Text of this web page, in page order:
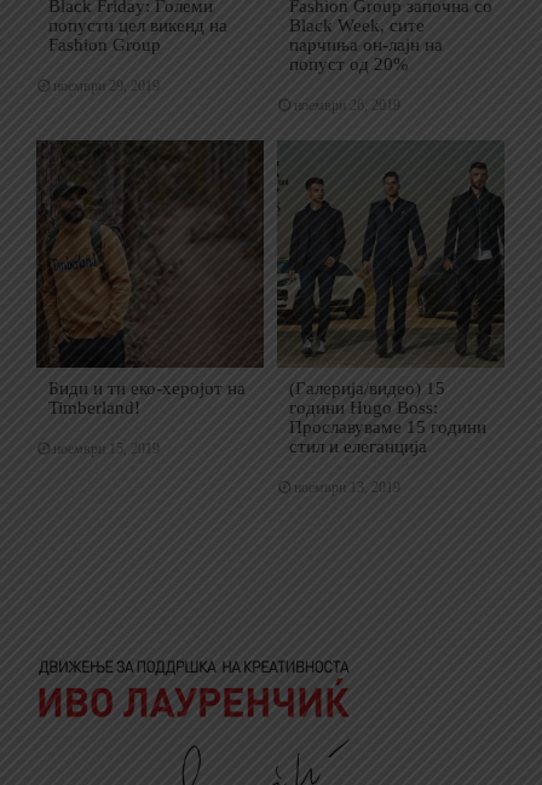
Black Friday: Големи
попусти цел викенд на
Fashion Group
ноември 29, 2019
Fashion Group започна со
Black Week, сите
парчиња он-лајн на
попуст од 20%
ноември 26, 2019
Биди и ти еко-херојот на
Timberland!
ноември 15, 2019
(Галерија/видео) 15
години Hugo Boss:
Прославуваме 15 години
стил и елеганција
ноември 13, 2019